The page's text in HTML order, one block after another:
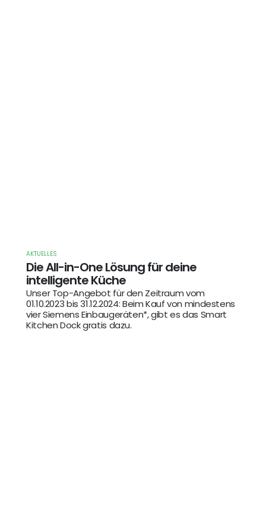
AKTUELLES
Die All-in-One Lösung für deine
intelligente Küche
Unser Top-Angebot für den Zeitraum vom
01.10.2023 bis 31.12.2024: Beim Kauf von mindestens
vier Siemens Einbaugeräten*, gibt es das Smart
Kitchen Dock gratis dazu.